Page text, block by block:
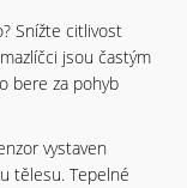
Snížte citlivost
jsou častým
bere za pohyb
vystaven
tělesu. Tepelné